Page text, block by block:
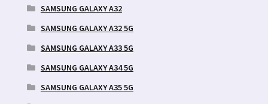
SAMSUNG GALAXY A32
SAMSUNG GALAXY A32 5G
SAMSUNG GALAXY A33 5G
SAMSUNG GALAXY A34 5G
SAMSUNG GALAXY A35 5G